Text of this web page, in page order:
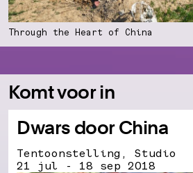
Through the Heart of China
Komt voor in
Dwars door China
Tentoonstelling, Studio
21 jul - 18 sep 2018